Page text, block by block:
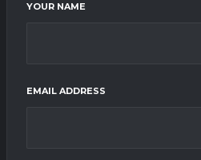
YOUR NAME
EMAIL ADDRESS